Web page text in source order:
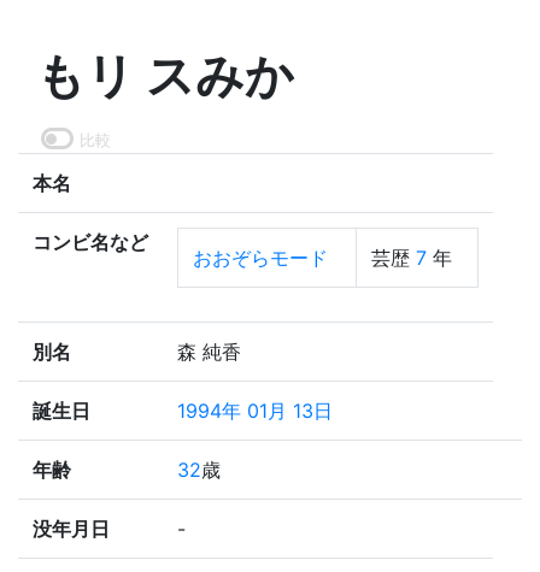
もリ スみか
比較
本名
コンビ名など
おおぞらモード 芸歴 7 年
別名 森 純香
誕生日 1994年 01月 13日
年齢 32歳
没年月日 -